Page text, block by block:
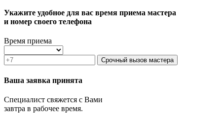
Жуковский
Зарайск
Зеленоград
Ивантеевка
Истра
Кашира
Клин
Королёв
Котельники
Укажите удобное для вас время приема мастера
и номер своего телефона
Время приема
Срочный вызов мастера
Ваша заявка принята
Специалист свяжется с Вами
завтра в рабочее время.